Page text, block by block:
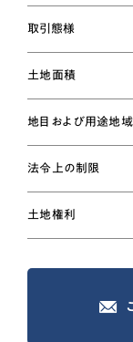
取引態様
土地面積
地目および用途地域
法令上の制限
土地権利